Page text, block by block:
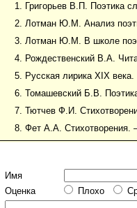
1. Григорьев В.П. Поэтика
2. Лотман Ю.М. Анализ
3. Лотман Ю.М. В школе
4. Рождественский В.А.
5. Русская лирика XIX
6. Томашевский Б.В.
7. Тютчев Ф.И.
8. Фет А.А. Стихотворения.
Имя
Оценка
Плохо